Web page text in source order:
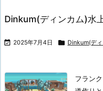
Dinkum(ディンカム)水
 2025年7月4日  Dinkum(デ
フラン